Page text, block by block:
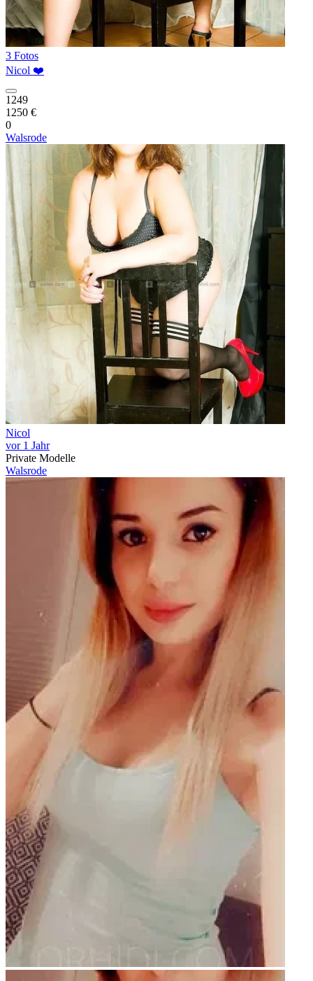
3 Fotos
Nicol ❤️
1249
1250 €
0
Walsrode
Nicol
vor 1 Jahr
Private Modelle
Walsrode